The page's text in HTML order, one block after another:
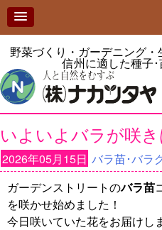
野菜づくり・ガーデニング・
信州に適した種子
いよいよバラが咲
2026年05月15日 バラ苗･バラ
ガーデンストリートのバラ苗
を咲かせ始めました！
今日咲いていた花をお届けし